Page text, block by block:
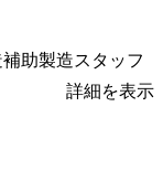
助製造スタッフ
詳細を表示